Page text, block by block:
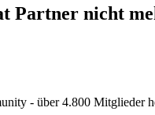
Partner nicht
- über 4.800 Mitglieder